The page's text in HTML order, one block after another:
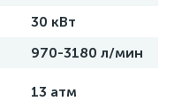
30 кВт
970-3180 л/мин
13 атм